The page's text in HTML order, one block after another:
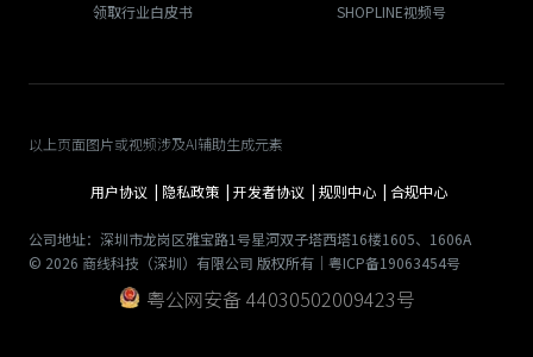
领取行业白皮书
SHOPLINE视频号
以上页面图片或视频涉及AI辅助生成元素
用户协议 | 隐私政策 | 开发者协议 | 规则中心 | 合规中心
公司地址：深圳市龙岗区雅宝路1号星河双子塔西塔16楼1605、1606A
© 2026 商线科技（深圳）有限公司 版权所有｜粤ICP备19063454号
粤公网安备 44030502009423号